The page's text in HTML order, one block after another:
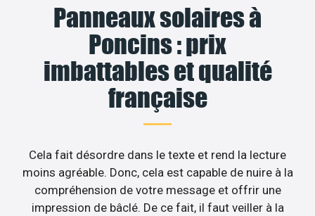
Panneaux solaires à
Poncins : prix
imbattables et qualité
française
Cela fait désordre dans le texte et rend la lecture
moins agréable. Donc, cela est capable de nuire à la
compréhension de votre message et offrir une
impression de bâclé. De ce fait, il faut veiller à la